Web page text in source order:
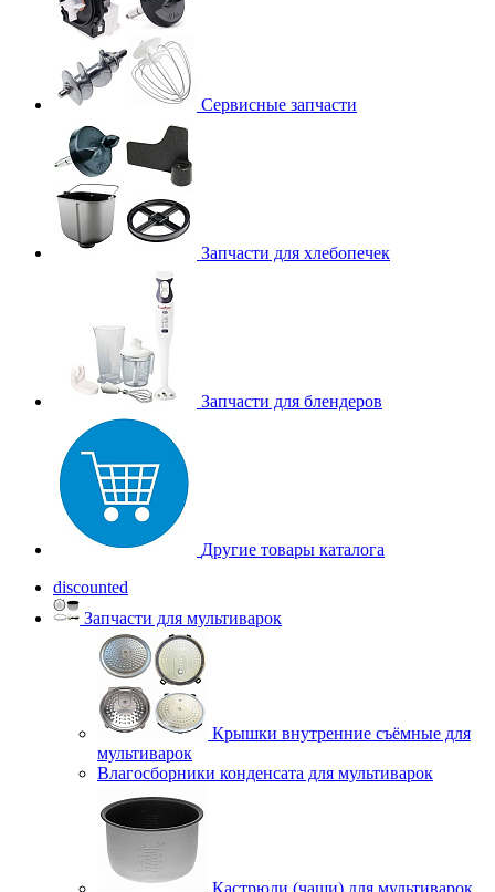
Сервисные запчасти
Запчасти для хлебопечек
Запчасти для блендеров
Другие товары каталога
discounted
Запчасти для мультиварок
Крышки внутренние съёмные для
мультиварок
Влагосборники конденсата для мультиварок
Кастрюли (чаши) для мультиварок